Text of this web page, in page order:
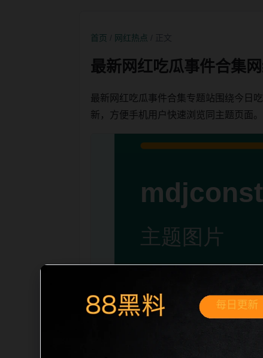
首页 网红热点
最新网红吃瓜事件合集
最新网红吃瓜事件合集专题站围绕今日
新，方便手机用户快速浏览同主题页面。